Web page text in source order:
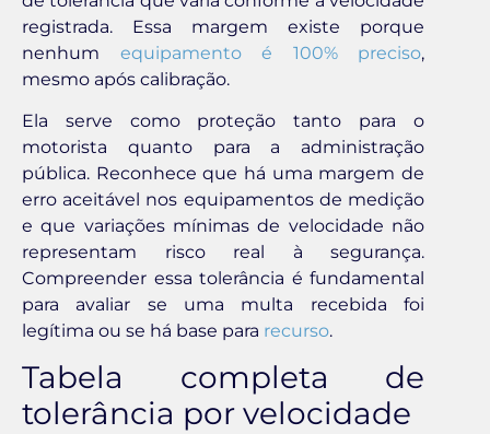
registrada. Essa margem existe porque
nenhum equipamento é 100% preciso,
mesmo após calibração.
Ela serve como proteção tanto para o
motorista quanto para a administração
pública. Reconhece que há uma margem de
erro aceitável nos equipamentos de medição
e que variações mínimas de velocidade não
representam risco real à segurança.
Compreender essa tolerância é fundamental
para avaliar se uma multa recebida foi
legítima ou se há base para recurso.
Tabela completa de
tolerância por velocidade